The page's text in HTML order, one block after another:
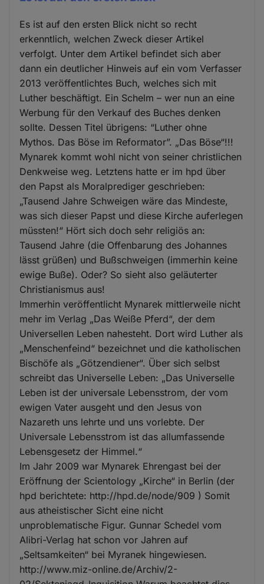
Es ist auf den ersten Blick nicht so recht
erkenntlich, welchen Zweck dieser Artikel
verfolgt. Unter dem Artikel befindet sich aber
dann ein deutlicher Hinweis auf ein vom Verfasser
2013 veröffentlichtes Buch, welches sich mit
Luther beschäftigt. Ein Schelm – wer nun an eine
Werbung für den Verkauf des Buches denken
sollte. Dessen Titel übrigens: “Luther ohne
Mythos. Das Böse im Reformator”. „Das Böse“!!!
Mynarek kommt wohl nicht von seiner christlichen
Denkweise weg. Letztens hatte er im hpd über
den Papst als Moralprediger geschrieben:
„Tausend Jahre Schweigen wäre das Mindeste,
was sich dieser Papst und diese Kirche auferlegen
müssten!“ Hört sich doch sehr religiös an:
Tausend Jahre (die Offenbarung des Johannes
lässt grüßen) und Bußschweigen (immerhin keine
ewige Buße). Oder? So sieht also geläuterter
Christianismus aus!
Immerhin veröffentlicht Mynarek mittlerweile nicht
mehr im Verlag „Das Weiße Pferd“, der dem
Universellen Leben nahesteht. Dort wird Luther als
„Menschenfeind“ bezeichnet und die katholischen
Bischöfe als „Götzendiener“. Über sich selbst
schreibt das Universelle Leben: „Das Universelle
Leben ist der universale Lebensstrom, der vom
ewigen Vater ausgeht und den Jesus von
Nazareth uns lehrte und uns vorlebte. Der
Universale Lebensstrom ist das allumfassende
Lebensgesetz der Himmel.“
Im Jahr 2009 war Mynarek Ehrengast bei der
Eröffnung der Scientology „Kirche“ in Berlin (der
hpd berichtete: http://hpd.de/node/909 ) Somit
aus atheistischer Sicht eine nicht
unproblematische Figur. Gunnar Schedel vom
Alibri-Verlag hat schon vor Jahren auf
„Seltsamkeiten“ bei Myranek hingewiesen.
http://www.miz-online.de/Archiv/2-